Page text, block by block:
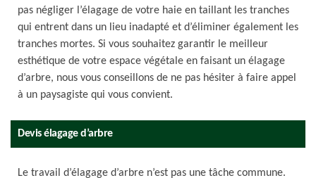
pas négliger l’élagage de votre haie en taillant les tranches
qui entrent dans un lieu inadapté et d’éliminer également les
tranches mortes. Si vous souhaitez garantir le meilleur
esthétique de votre espace végétale en faisant un élagage
d’arbre, nous vous conseillons de ne pas hésiter à faire appel
à un paysagiste qui vous convient.
Devis élagage d’arbre
Le travail d’élagage d’arbre n’est pas une tâche commune.